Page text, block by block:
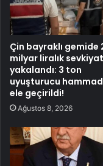
Çin bayraklı gemide
milyar liralık sevkiyat
yakalandı: 3 ton
uyuşturucu
ele geçirildi!
Ağustos 8, 2026